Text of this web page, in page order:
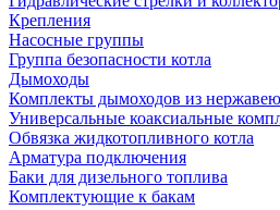
Крепления
Насосные группы
Группа безопасности котла
Дымоходы
Комплекты дымоходов из
Универсальные коаксиальные
Обвязка жидкотопливного котла
Арматура подключения
Баки для дизельного топлива
Комплектующие к бакам